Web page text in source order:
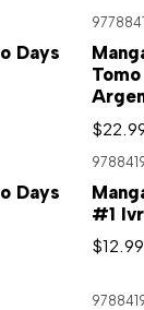
Days
Days
#1